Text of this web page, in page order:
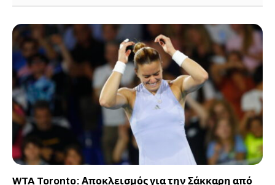
WTA Toronto: Αποκλεισμός για την Σάκκαρη από